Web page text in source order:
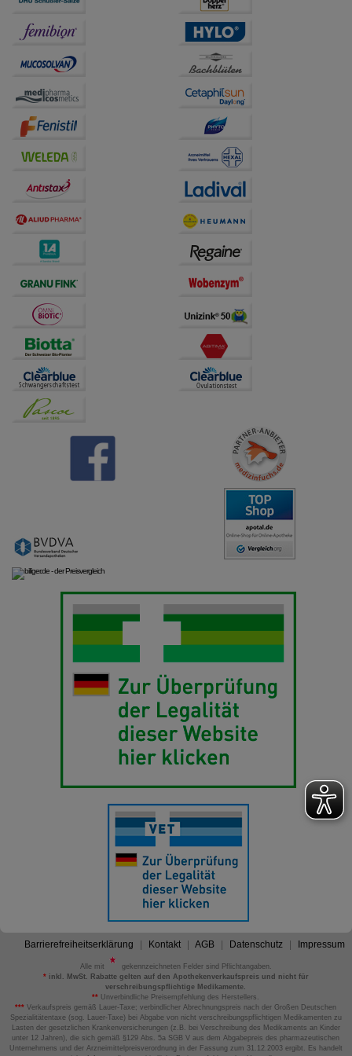
Informationen über die Art und Weise der Nutzung
unserer Website sammeln, mit deren Hilfe wir unsere
Website weiter für Sie optimieren können, den Inhalt
auf unserer Website aber auch die Werbung auf
Drittseiten möglichst relevant für Sie zu gestalten.
Dritte wie z.B. Google oder soziale Medien
Barrierefreiheitserklärung Kontakt AGB Datenschutz Impressum
Alle mit
gekennzeichneten Felder sind Pflichtangaben.
*inkl. MwSt. Rabatte gelten auf den Apothekenverkaufspreis und nicht für
verschreibungspflichtige Medikamente.
** Unverbindliche Preisempfehlung des Herstellers.
*** Verkaufspreis gemäß Lauer-Taxe; verbindlicher Abrechnungspreis nach der Großen Deutschen
Spezialitätentaxe (sog. Lauer-Taxe) bei Abgabe von nicht verschreibungspflichtigen Medikamenten zu
Lasten der gesetzlichen Krankenversicherungen (z.B. bei Verschreibung des Medikaments an Kinder
unter 12 Jahren), die sich gemäß §129 Abs. 5a SGB V aus dem Abgabepreis des pharmazeutischen
Unternehmens und der Arzneimittelpreisverordnung in der Fassung zum 31.12.2003 ergibt. Es handelt